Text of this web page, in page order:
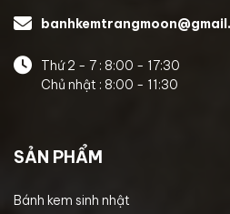
Thứ 2 - 7 : 8:00 - 17:30
Chủ nhật : 8:00 - 11:30
SẢN PHẨM
Bánh kem sinh nhật